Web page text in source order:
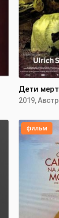
Дети
2019,
фильм